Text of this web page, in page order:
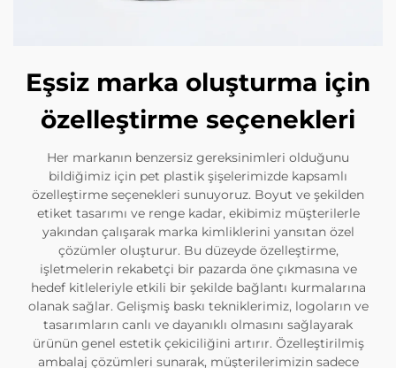
Eşsiz marka oluşturma için
özelleştirme seçenekleri
Her markanın benzersiz gereksinimleri olduğunu
bildiğimiz için pet plastik şişelerimizde kapsamlı
özelleştirme seçenekleri sunuyoruz. Boyut ve şekilden
etiket tasarımı ve renge kadar, ekibimiz müşterilerle
yakından çalışarak marka kimliklerini yansıtan özel
çözümler oluşturur. Bu düzeyde özelleştirme,
işletmelerin rekabetçi bir pazarda öne çıkmasına ve
hedef kitleleriyle etkili bir şekilde bağlantı kurmalarına
olanak sağlar. Gelişmiş baskı tekniklerimiz, logoların ve
tasarımların canlı ve dayanıklı olmasını sağlayarak
ürünün genel estetik çekiciliğini artırır. Özelleştirilmiş
ambalaj çözümleri sunarak, müşterilerimizin sadece